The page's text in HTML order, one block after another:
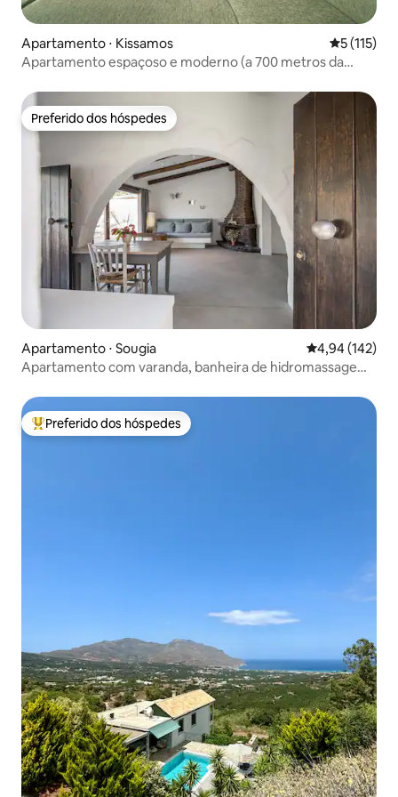
Apartamento ⋅ Kissamos 5 de uma
5 (115)
Apartamento espaçoso e moderno (a 700 metros da
Preferido dos hóspedes
Preferido dos hóspedes
Apartamento ⋅ Sougia 4,94 de uma
4,94 (142)
Apartamento com varanda, banheira de hidromassagem
Entre os melhores preferidos dos hóspedes
Preferido dos hóspedes